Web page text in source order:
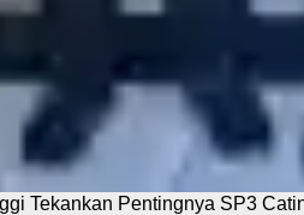
Tekankan Pentingnya SP3